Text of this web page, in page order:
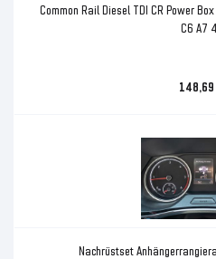
Common Rail Diesel TDI CR Power
C6 A7
148,69
Nachrüstset